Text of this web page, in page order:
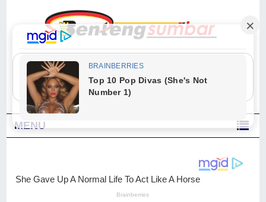
"Sesungguhnya Allah dan para malaikat-Nya berselawat untuk Nabi.
Wahai orang-orang yang beriman, berselawatlah kamu untuk Nabi dan
ucapkanlah salam dengan penuh penghormatan kepadanya." (Qs. Al
Ahzab Ayat 56)
MENU